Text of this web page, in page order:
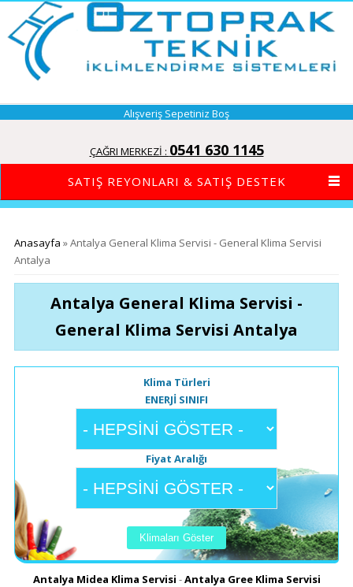
Alışveriş Sepetiniz Boş
ÇAĞRI MERKEZİ : 0541 630 1145
SATIŞ REYONLARI & SATIŞ DESTEK
Buradasınız
Anasayfa » Antalya General Klima Servisi - General Klima Servisi
Antalya
Antalya General Klima Servisi -
General Klima Servisi Antalya
Klima Türleri
ENERJİ SINIFI
Fiyat Aralığı
Antalya Midea Klima Servisi -Antalya Gree Klima Servisi